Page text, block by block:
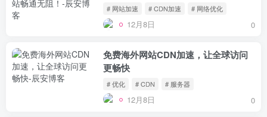
# 网站加速 # CDN加速 # 网络优化
12月8日 0
免费海外网站CDN加速，让全球访问
更畅快
# 优化 # CDN # 服务器
12月8日 0